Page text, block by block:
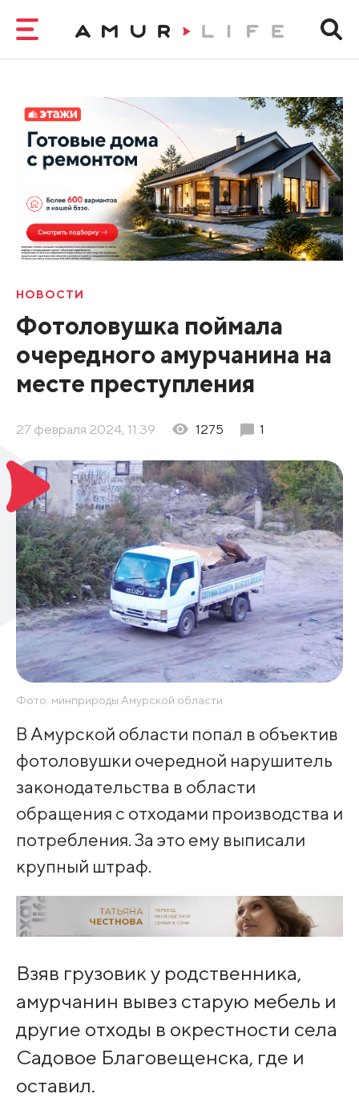
НОВОСТИ
Фотоловушка поймала
очередного амурчанина на
месте преступления
27 февраля 2024, 11:39 1275 1
Фото: минприроды Амурской области
В Амурской области попал в объектив
фотоловушки очередной нарушитель
законодательства в области
обращения с отходами производства и
потребления. За это ему выписали
крупный штраф.
Взяв грузовик у родственника,
амурчанин вывез старую мебель и
другие отходы в окрестности села
Садовое Благовещенска, где и
оставил.